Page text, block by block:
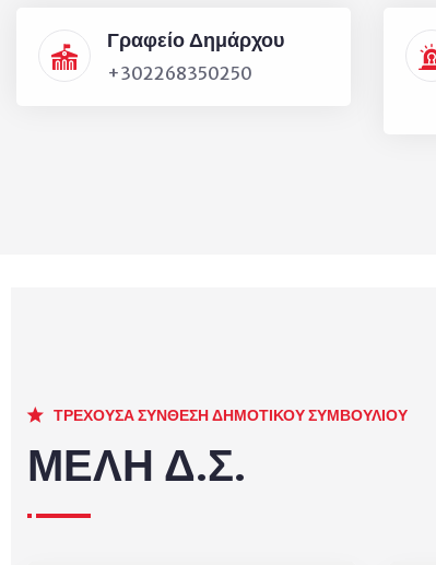
Γραφείο Δημάρχου
+302268350250
ΤΡΕΧΟΥΣΑ ΣΥΝΘΕΣΗ ΔΗΜΟΤΙΚΟΥ ΣΥΜΒΟΥΛΙΟΥ
ΜΕΛΗ Δ.Σ.